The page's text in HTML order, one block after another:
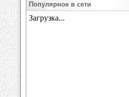
Популярное в сети